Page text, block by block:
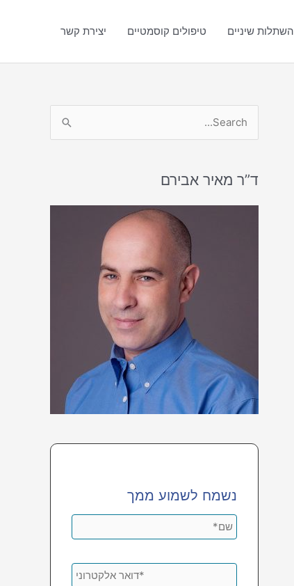
השתלות שיניים טיפולים קוסמטיים יצירת קשר
rד”ר מאיר אבירם
נשמח לשמוע ממך